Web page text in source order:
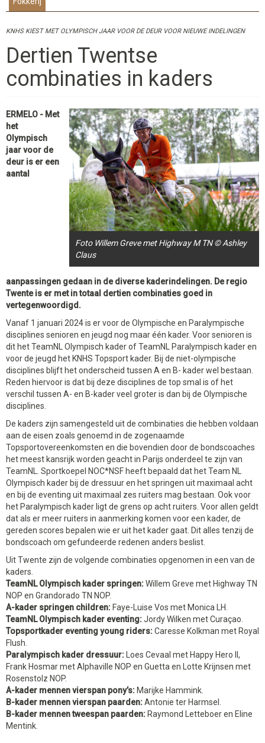
KNHS KIEST MET OLYMPISCH JAAR VOOR DE DEUR VOOR NIEUWE INDELINGEN
Dertien Twentse
combinaties in kaders
Foto Willem Greve met Highway M TN © Ashley
Claus
ERMELO - Met
het
Olympisch
jaar voor de
deur is er een
aantal
aanpassingen gedaan in de diverse kaderindelingen. De regio
Twente is er met in totaal dertien combinaties goed in
vertegenwoordigd.
Vanaf 1 januari 2024 is er voor de Olympische en Paralympische
disciplines senioren en jeugd nog maar één kader. Voor senioren is
dit het TeamNL Olympisch kader of TeamNL Paralympisch kader en
voor de jeugd het KNHS Topsport kader. Bij de niet-olympische
disciplines blijft het onderscheid tussen A en B- kader wel bestaan.
Reden hiervoor is dat bij deze disciplines de top smal is of het
verschil tussen A- en B-kader veel groter is dan bij de Olympische
disciplines.
De kaders zijn samengesteld uit de combinaties die hebben voldaan
aan de eisen zoals genoemd in de zogenaamde
Topsportovereenkomsten en die bovendien door de bondscoaches
het meest kansrijk worden geacht in Parijs onderdeel te zijn van
TeamNL. Sportkoepel NOC*NSF heeft bepaald dat het Team NL
Olympisch kader bij de dressuur en het springen uit maximaal acht
en bij de eventing uit maximaal zes ruiters mag bestaan. Ook voor
het Paralympisch kader ligt de grens op acht ruiters. Voor allen geldt
dat als er meer ruiters in aanmerking komen voor een kader, de
gereden scores bepalen wie er uit het kader gaat. Dit alles tenzij de
bondscoach om gefundeerde redenen anders beslist.
Uit Twente zijn de volgende combinaties opgenomen in een van de
kaders.
TeamNL Olympisch kader springen:Willem Greve met Highway TN
NOP en Grandorado TN NOP.
A-kader springen children: Faye-Luise Vos met Monica LH.
TeamNL Olympisch kader eventing:Jordy Wilken met Curaçao.
Topsportkader eventing young riders:Caresse Kolkman met Royal
Flush.
Paralympisch kader dressuur: Loes Cevaal met Happy Hero II,
Frank Hosmar met Alphaville NOP en Guetta en Lotte Krijnsen met
Rosenstolz NOP.
A-kader mennen vierspan pony’s: Marijke Hammink.
B-kader mennen vierspan paarden:Antonie ter Harmsel.
B-kader mennen tweespan paarden: Raymond Letteboer en Eline
Mentink.